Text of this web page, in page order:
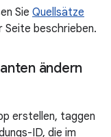
Sie Quellsätze
Seite beschrieben.
ändern
erstellen, taggen
ID, die im